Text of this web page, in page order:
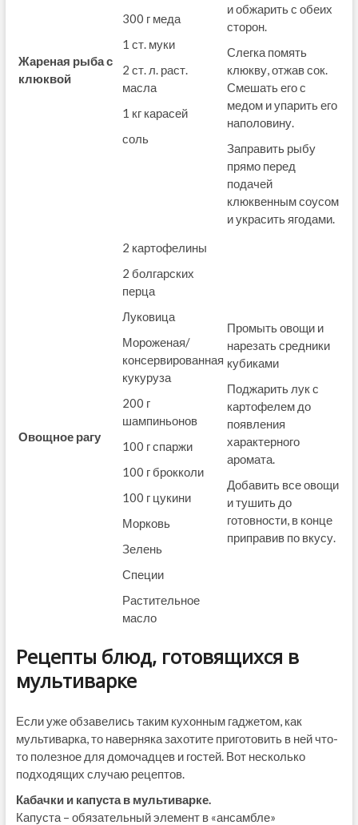
Жареная рыба с
клюквой
300 г меда
1 ст. муки
2 ст. л. раст.
масла
1 кг карасей
соль
и обжарить с обеих
сторон.
Слегка помять
клюкву, отжав сок.
Смешать его с
медом и упарить его
наполовину.
Заправить рыбу
прямо перед
подачей
клюквенным соусом
и украсить ягодами.
Овощное рагу
2 картофелины
2 болгарских
перца
Луковица
Мороженая/
консервированная
кукуруза
200 г
шампиньонов
100 г спаржи
100 г брокколи
100 г цукини
Морковь
Зелень
Специи
Растительное
масло
Промыть овощи и
нарезать средники
кубиками
Поджарить лук с
картофелем до
появления
характерного
аромата.
Добавить все овощи
и тушить до
готовности, в конце
приправив по вкусу.
Рецепты блюд, готовящихся в
мультиварке
Если уже обзавелись таким кухонным гаджетом, как
мультиварка, то наверняка захотите приготовить в ней что-
то полезное для домочадцев и гостей. Вот несколько
подходящих случаю рецептов.
Кабачки и капуста в мультиварке.
Капуста – обязательный элемент в «ансамбле»